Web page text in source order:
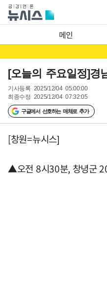
메인
[오늘의 주요일정]경
기사등록 2025/12/04 05:00:00
최종수정 2025/12/04 07:32:05
구글에서 선호하는 매체로 추가
[창원=뉴시스]
▲오전 8시30분, 창녕군